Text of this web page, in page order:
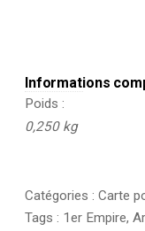
Informations
Poids
0,250 kg
Catégories : Carte
Tags : 1er Empire,